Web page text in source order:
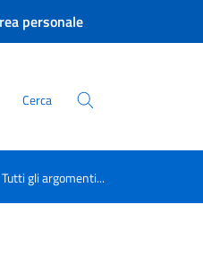
personale
Cerca
Tutti gli argomenti...